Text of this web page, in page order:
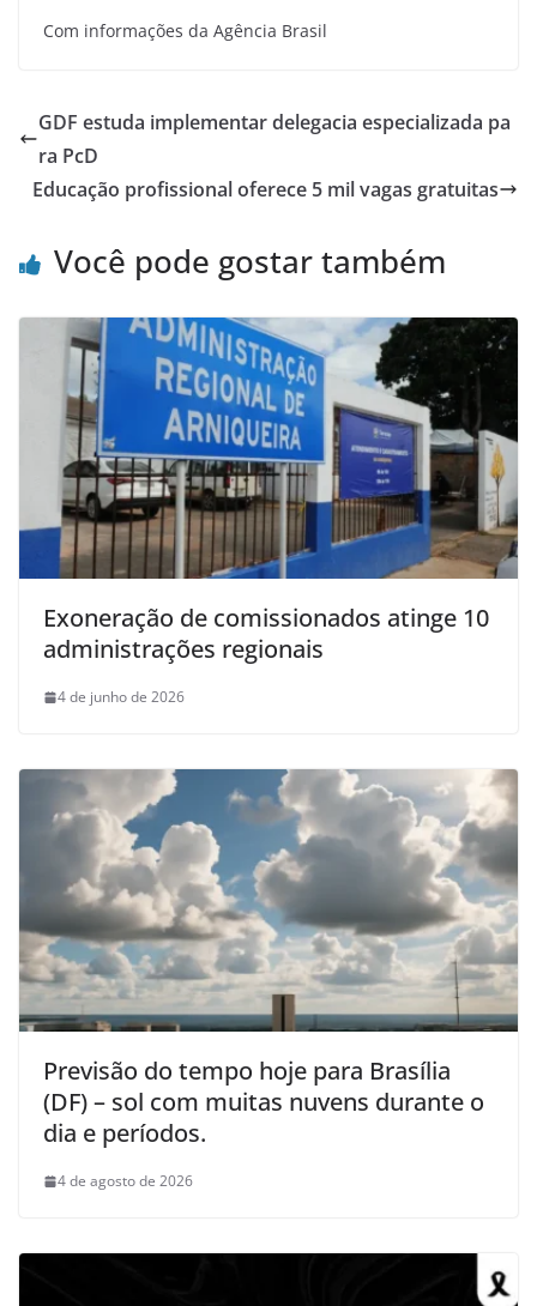
Com informações da Agência Brasil
GDF estuda implementar delegacia especializada pa
ra PcD
Educação profissional oferece 5 mil vagas gratuitas
Você pode gostar também
Exoneração de comissionados atinge 10
administrações regionais
4 de junho de 2026
Previsão do tempo hoje para Brasília
(DF) – sol com muitas nuvens durante o
dia e períodos.
4 de agosto de 2026